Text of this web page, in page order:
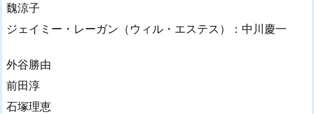
魏涼子
ジェイミー・レーガン（ウィル・エステス）：中川慶一
外谷勝由
前田淳
石塚理恵